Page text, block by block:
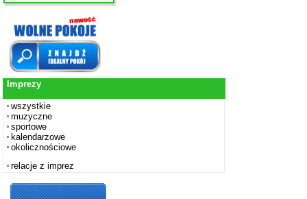
Imprezy
wszystkie
muzyczne
sportowe
kalendarzowe
okolicznościowe
relacje z imprez